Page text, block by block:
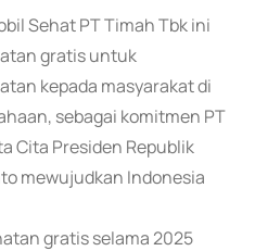
Sehat PT Timah Tbk ini
gratis untuk
kepada masyarakat di
sebagai komitmen PT
Cita Presiden Republik
mewujudkan Indonesia
gratis selama 2025